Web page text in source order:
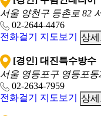
서울 양천구 등촌로 82
02-2644-4476
전화걸기
지도보기 상세
[경인] 대진특수방수
서울 영등포구 영등포동
02-2634-7959
전화걸기
지도보기 상세